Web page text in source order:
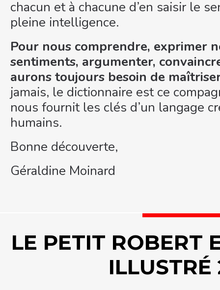
chacun et à chacune d’en saisir le
pleine intelligence.
Pour nous comprendre, exprimer
sentiments, argumenter,
aurons toujours besoin de
jamais, le dictionnaire est ce
nous fournit les clés d’un langage
humains.
Bonne découverte,
Géraldine Moinard
LE PETIT ROBERT
ILLUSTRÉ